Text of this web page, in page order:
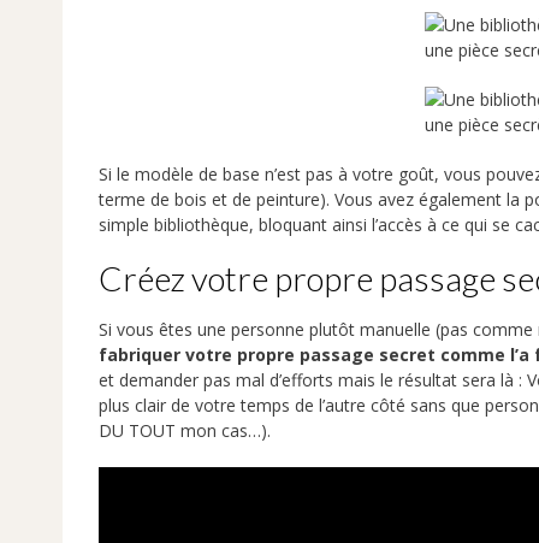
Si le modèle de base n’est pas à votre goût, vous
terme de bois et de peinture). Vous avez également la
simple bibliothèque, bloquant ainsi l’accès à ce qui se
Créez votre propre passage
Si vous êtes une personne plutôt manuelle (pas
fabriquer votre propre passage secret comme l’a
et demander pas mal d’efforts mais le résultat sera là :
plus clair de votre temps de l’autre côté sans que
DU TOUT mon cas…).